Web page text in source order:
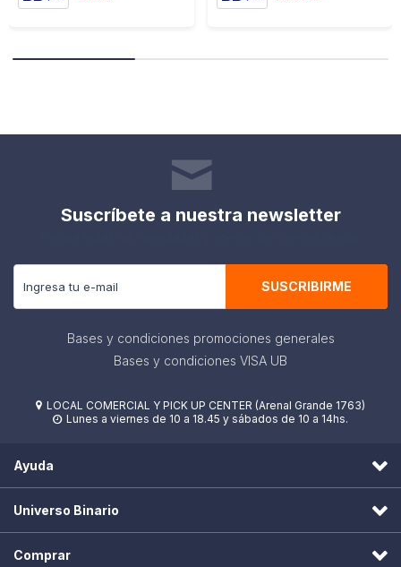
Suscríbete a nuestra newsletter
SUSCRIBIRME
Bases y condiciones promociones generales
Bases y condiciones VISA UB
 LOCAL COMERCIAL Y PICK UP CENTER (Arenal Grande 1763)
 Lunes a viernes de 10 a 18.45 y sábados de 10 a 14hs.
Ayuda
Universo Binario
Comprar